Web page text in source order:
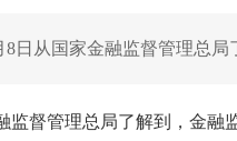
8日从国家金融监督管理总局
监督管理总局了解到，金融